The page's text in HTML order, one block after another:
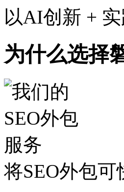
以AI创新 +
为什么选择
将SEO外包